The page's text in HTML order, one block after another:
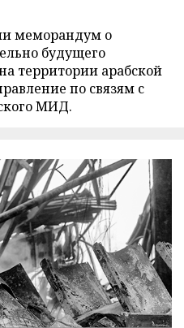
меморандум о
будущего
территории арабской
по связям с
МИД.